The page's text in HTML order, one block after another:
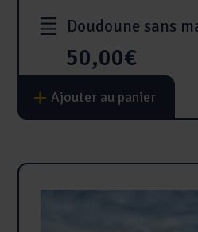
Doudoune sans
50,00€
Ajouter au panier
Ce
produit
a
variations.
options